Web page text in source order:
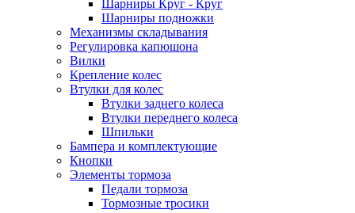
Шарниры Круг - Круг
Шарниры подножки
Механизмы складывания
Регулировка капюшона
Вилки
Крепление колес
Втулки для колес
Втулки заднего колеса
Втулки переднего колеса
Шпильки
Бампера и комплектующие
Кнопки
Элементы тормоза
Педали тормоза
Тормозные тросики